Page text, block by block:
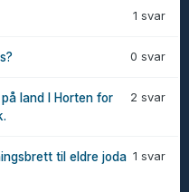
1 svar
0 svar
2 svar
land I Horten for
1 svar
til eldre joda